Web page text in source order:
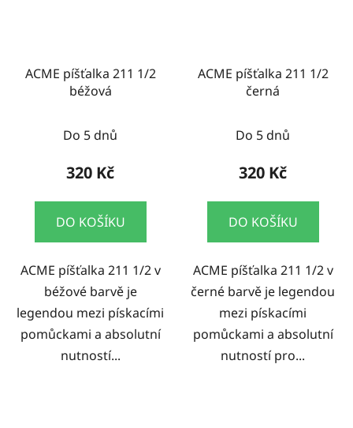
ACME píšťalka 211 1/2
béžová
Do 5 dnů
320 Kč
DO KOŠÍKU
ACME píšťalka 211 1/2 v
béžové barvě je
legendou mezi pískacími
pomůckami a absolutní
nutností...
ACME píšťalka 211 1/2
černá
Do 5 dnů
320 Kč
DO KOŠÍKU
ACME píšťalka 211 1/2 v
černé barvě je legendou
mezi pískacími
pomůckami a absolutní
nutností pro...